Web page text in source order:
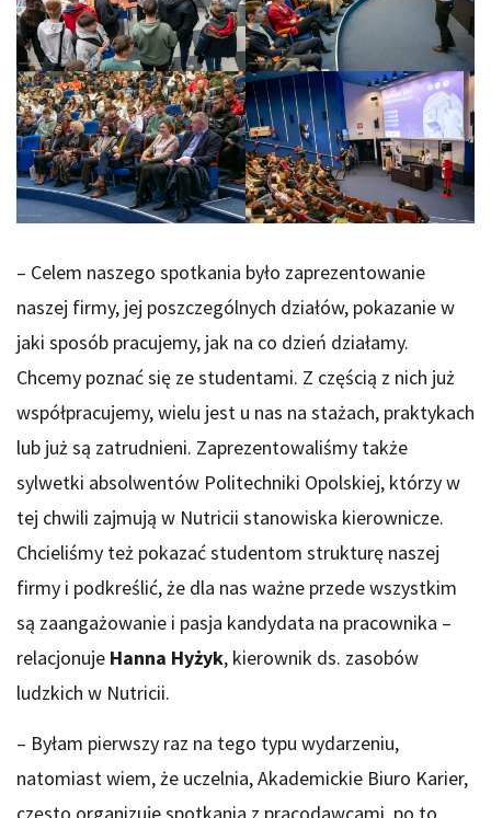
– Celem naszego spotkania było zaprezentowanie
naszej firmy, jej poszczególnych działów, pokazanie w
jaki sposób pracujemy, jak na co dzień działamy.
Chcemy poznać się ze studentami. Z częścią z nich już
współpracujemy, wielu jest u nas na stażach, praktykach
lub już są zatrudnieni. Zaprezentowaliśmy także
sylwetki absolwentów Politechniki Opolskiej, którzy w
tej chwili zajmują w Nutricii stanowiska kierownicze.
Chcieliśmy też pokazać studentom strukturę naszej
firmy i podkreślić, że dla nas ważne przede wszystkim
są zaangażowanie i pasja kandydata na pracownika –
relacjonuje Hanna Hyżyk, kierownik ds. zasobów
ludzkich w Nutricii.
– Byłam pierwszy raz na tego typu wydarzeniu,
natomiast wiem, że uczelnia, Akademickie Biuro Karier,
często organizuje spotkania z pracodawcami, po to,